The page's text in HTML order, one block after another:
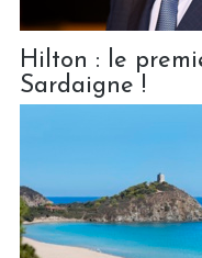
Hilton : le
Sardaigne !